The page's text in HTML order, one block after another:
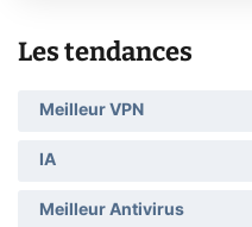
Les tendances
Meilleur VPN
IA
Meilleur Antivirus